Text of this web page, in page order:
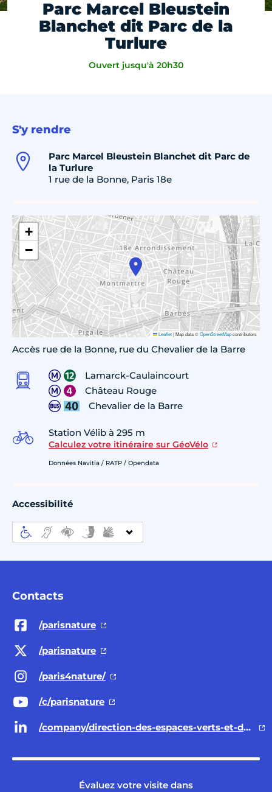
Parc Marcel Bleustein
Blanchet dit Parc de la
Turlure
Ouvert jusqu'à 20h30
S'y rendre
Parc Marcel Bleustein Blanchet dit Parc de
la Turlure
1 rue de la Bonne, Paris 18e
+
−
Leaflet|Map data ©OpenStreetMapcontributors
Accès rue de la Bonne, rue du Chevalier de la Barre
Lamarck-Caulaincourt
Château Rouge
Chevalier de la Barre
Station Vélib à 295 m
Calculez votre itinéraire sur GéoVélo
Données Navitia / RATP / Opendata
Accessibilité
Contacts
/parisnature
/parisnature
/paris4nature/
/c/parisnature
/company/direction-des-espaces-verts-et-de-l-environnement-ville-de-paris/
Évaluez votre visite dans